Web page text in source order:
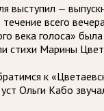
выступил —
всего
века голоса»
стихи Марины
к
Ольги Кабо